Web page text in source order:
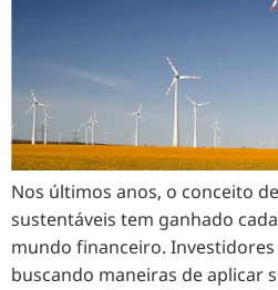
Nos últimos anos, o conceito
sustentáveis tem ganhado
mundo financeiro.
buscando maneiras de aplicar